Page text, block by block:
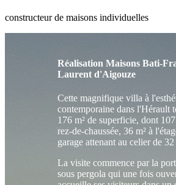
constructeur de maisons individuelles
Réalisation Maisons Bati-
Laurent d'Aigouze
Cette magnifique villa à
contemporaine dans l'Hérault
176 m² de superficie, dont 107
rez-de-chaussée, 36 m² à
garage attenant au celier de 32
La visite commence par la
sous pergola qui une fois